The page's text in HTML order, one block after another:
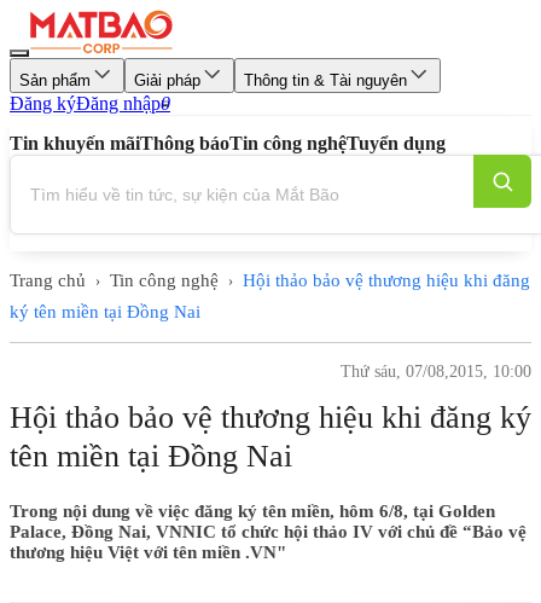
Sản phẩm Giải pháp Thông tin & Tài nguyên
Đăng kýĐăng nhập0
Tin khuyến mãiThông báoTin công nghệTuyển dụng
Trang chủ › Tin công nghệ › Hội thảo bảo vệ thương hiệu khi đăng
ký tên miền tại Đồng Nai
Thứ sáu, 07/08,2015, 10:00
Hội thảo bảo vệ thương hiệu khi đăng ký
tên miền tại Đồng Nai
Trong nội dung về việc đăng ký tên miền, hôm 6/8, tại Golden
Palace, Đồng Nai, VNNIC tổ chức hội thảo IV với chủ đề “Bảo vệ
thương hiệu Việt với tên miền .VN"